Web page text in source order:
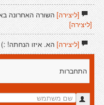
[ליצירה]השורה האחרונה
[ליצירה]
[ליצירה]הא. איזו הנחתה! :)
התחברות